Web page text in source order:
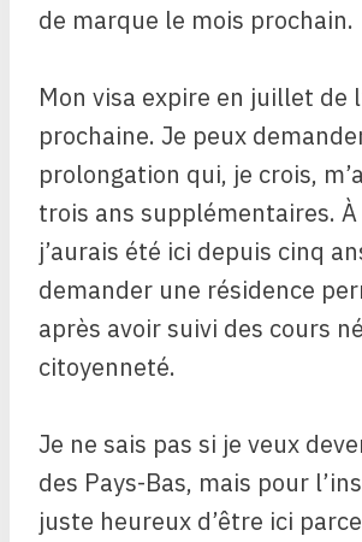
de marque le mois prochain.
Mon visa expire en juillet de
prochaine. Je peux
prolongation qui, je crois,
trois ans supplémentaires. À
j’aurais été ici depuis cinq
demander une résidence
après avoir suivi des cours
citoyenneté.
Je ne sais pas si je veux
des Pays-Bas, mais pour
juste heureux d’être ici